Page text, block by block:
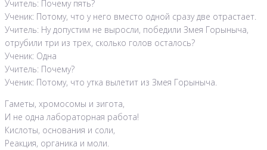
Учитель: Почему пять?
Ученик: Потому, что у него вместо одной сразу две отрастает.
Учитель: Ну допустим не выросли, победили Змея Горыныча,
отрубили три из трех, сколько голов осталось?
Ученик: Одна
Учитель: Почему?
Ученик: Потому, что утка вылетит из Змея Горыныча.
Гаметы, хромосомы и зигота,
И не одна лабораторная работа!
Кислоты, основания и соли,
Реакция, органика и моли.